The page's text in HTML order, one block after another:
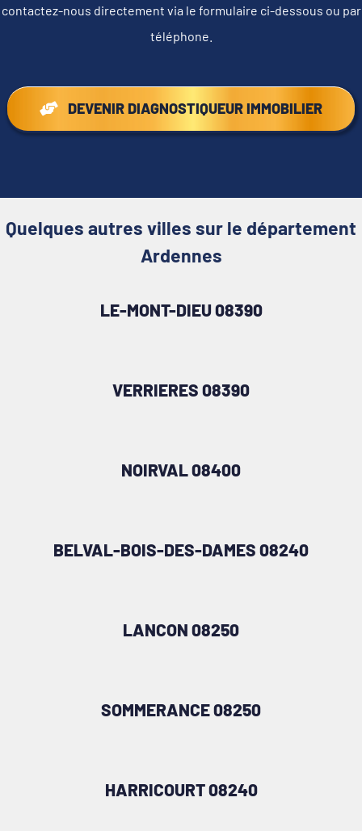
contactez-nous directement via le formulaire ci-dessous ou par
téléphone.
DEVENIR DIAGNOSTIQUEUR IMMOBILIER
Quelques autres villes sur le département
Ardennes
LE-MONT-DIEU 08390
VERRIERES 08390
NOIRVAL 08400
BELVAL-BOIS-DES-DAMES 08240
LANCON 08250
SOMMERANCE 08250
HARRICOURT 08240